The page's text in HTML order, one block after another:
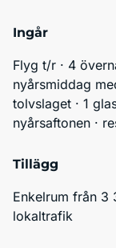
Ingår
Flyg t/r · 4
nyårsmiddag
tolvslaget · 1
nyårsaftonen ·
Tillägg
Enkelrum från 3
lokaltrafik